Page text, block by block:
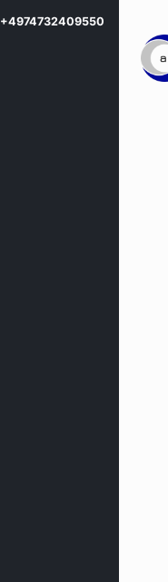
+4974732409550